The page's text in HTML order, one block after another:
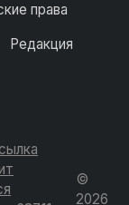
права
Редакция
©
2026